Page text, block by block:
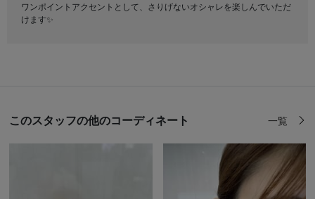
ワンポイントアクセントとして、さりげないオシャレを楽しんでいただ
けます✨
このスタッフの他のコーディネート 一覧